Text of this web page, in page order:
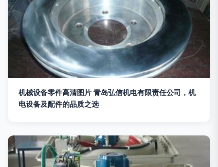
机械设备零件高清图片 青岛弘信机电有限责任公司，机
电设备及配件的品质之选